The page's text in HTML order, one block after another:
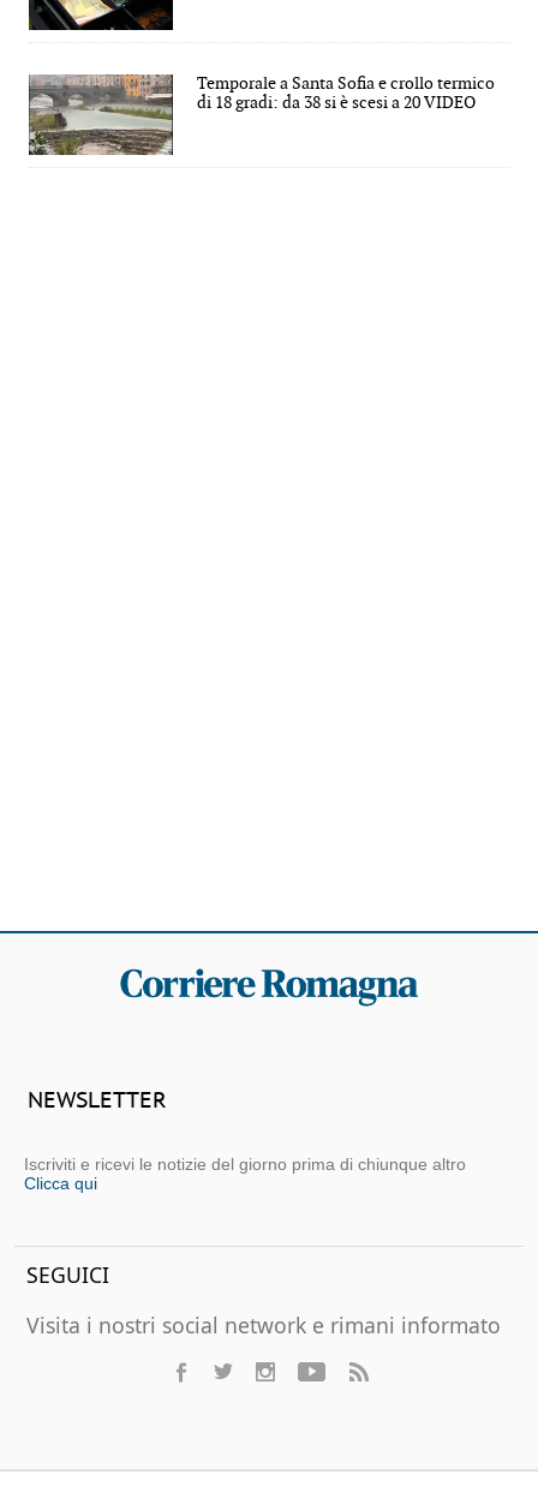
Temporale a Santa Sofia e crollo termico
di 18 gradi: da 38 si è scesi a 20 VIDEO
NEWSLETTER
Iscriviti e ricevi le notizie del giorno prima di chiunque altro
Clicca qui
SEGUICI
Visita i nostri social network e rimani informato